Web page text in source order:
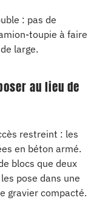
: pas de
toupie à faire
large.
au lieu de
restreint : les
en béton armé.
blocs que deux
pose dans une
gravier compacté.